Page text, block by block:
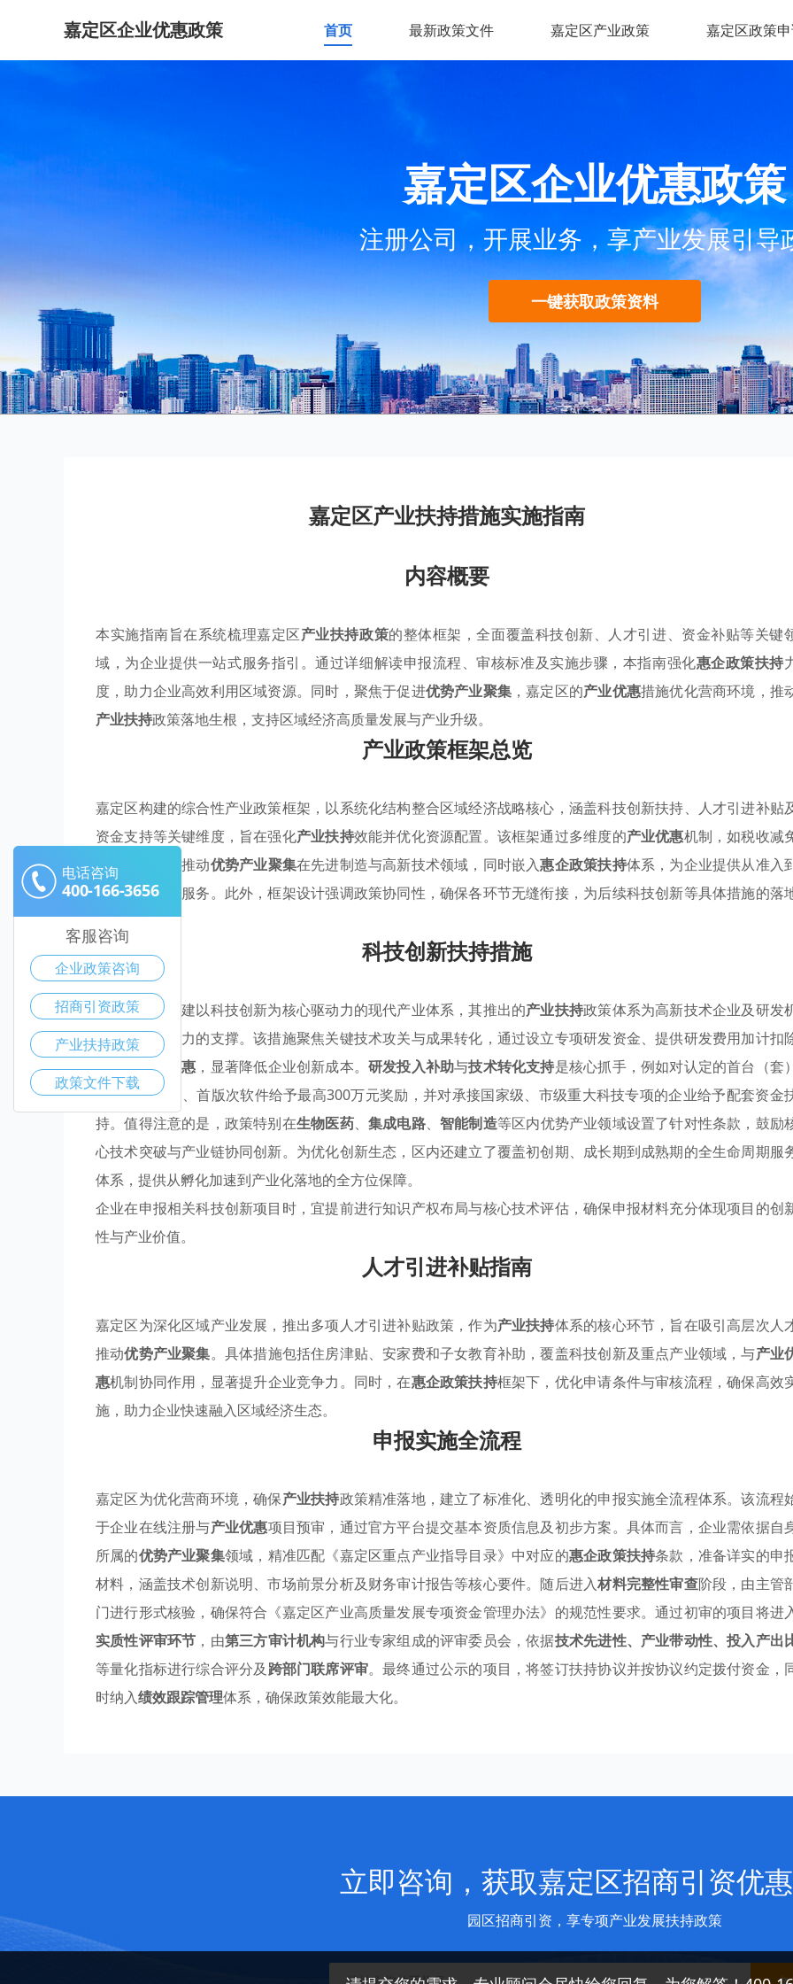
嘉定区企业优惠政策 首页 最新政策文件 嘉定区产业政策 嘉定区政策
嘉定区企业优惠政策
注册公司，开展业务，享产业发展引导
一键获取政策资料
嘉定区产业扶持措施实施指南
内容概要
本实施指南旨在系统梳理嘉定区产业扶持政策的整体框架，全面覆盖科技创新、人才引进、资金补贴等关键
域，为企业提供一站式服务指引。通过详细解读申报流程、审核标准及实施步骤，本指南强化惠企政策扶持
度，助力企业高效利用区域资源。同时，聚焦于促进优势产业聚集 ，嘉定区的产业优惠措施优化营商环境，推
产业扶持政策落地生根，支持区域经济高质量发展与产业升级。
产业政策框架总览
嘉定区构建的综合性产业政策框架，以系统化结构整合区域经济战略核心，涵盖科技创新扶持、人才引进补贴
资金支持等关键维度，旨在强化产业扶持效能并优化资源配置。该框架通过多维度的产业优惠机制，如税收减
与专项补助，推动优势产业聚集在先进制造与高新技术领域，同时嵌入惠企政策扶持体系，为企业提供从准入
运营的全周期服务。此外，框架设计强调政策协同性，确保各环节无缝衔接，为后续科技创新等具体措施的落
奠定基础。
科技创新扶持措施
嘉定区着力构建以科技创新为核心驱动力的现代产业体系，其推出的产业扶持政策体系为高新技术企业及研发
构提供了强有力的支撑。该措施聚焦关键技术攻关与成果转化，通过设立专项研发资金、提供研发费用加计扣
等税收产业优惠 ，显著降低企业创新成本。 研发投入补助与技术转化支持是核心抓手，例如对认定的首台（套）
重大技术装备、首版次软件给予最高300万元奖励，并对承接国家级、市级重大科技专项的企业给予配套资金
持。值得注意的是，政策特别在生物医药、 集成电路、智能制造等区内优势产业领域设置了针对性条款，鼓励
心技术突破与产业链协同创新。为优化创新生态，区内还建立了覆盖初创期、成长期到成熟期的全生命周期服
体系，提供从孵化加速到产业化落地的全方位保障。
企业在申报相关科技创新项目时，宜提前进行知识产权布局与核心技术评估，确保申报材料充分体现项目的创
性与产业价值。
人才引进补贴指南
嘉定区为深化区域产业发展，推出多项人才引进补贴政策，作为产业扶持体系的核心环节，旨在吸引高层次人
推动优势产业聚集。具体措施包括住房津贴、安家费和子女教育补助，覆盖科技创新及重点产业领域，与产业
惠机制协同作用，显著提升企业竞争力。同时，在惠企政策扶持框架下，优化申请条件与审核流程，确保高效
施，助力企业快速融入区域经济生态。
申报实施全流程
嘉定区为优化营商环境，确保产业扶持政策精准落地，建立了标准化、透明化的申报实施全流程体系。该流程
于企业在线注册与产业优惠项目预审，通过官方平台提交基本资质信息及初步方案。具体而言，企业需依据自
所属的优势产业聚集领域，精准匹配《嘉定区重点产业指导目录》中对应的惠企政策扶持条款，准备详实的申
材料，涵盖技术创新说明、市场前景分析及财务审计报告等核心要件。随后进入材料完整性审查阶段，由主管
门进行形式核验，确保符合《嘉定区产业高质量发展专项资金管理办法》的规范性要求。通过初审的项目将进
实质性评审环节 ，由第三方审计机构与行业专家组成的评审委员会，依据技术先进性、产业带动性、投入产出
等量化指标进行综合评分及 跨部门联席评审。最终通过公示的项目，将签订扶持协议并按协议约定拨付资金，
时纳入绩效跟踪管理体系，确保政策效能最大化。
电话咨询
400-166-3656
客服咨询
企业政策咨询
招商引资政策
产业扶持政策
政策文件下载
立即咨询，获取嘉定区招商引资优
园区招商引资，享专项产业发展扶持政策